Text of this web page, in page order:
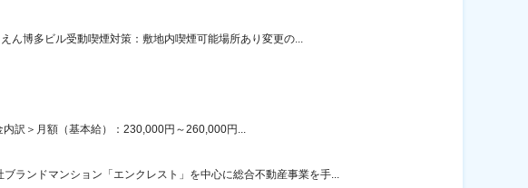
ん博多ビル受動喫煙対策：敷地内喫煙可能場所あり変更の...
訳＞月額（基本給）：230,000円～260,000円...
ランドマンション「エンクレスト」を中心に総合不動産事業を手...